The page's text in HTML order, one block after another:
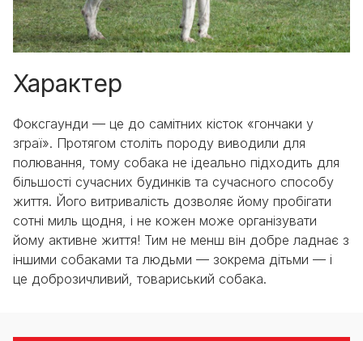
Характер
Фоксгаунди — це до самітних кісток «гончаки у
зграї». Протягом століть породу виводили для
полювання, тому собака не ідеально підходить для
більшості сучасних будинків та сучасного способу
життя. Його витривалість дозволяє йому пробігати
сотні миль щодня, і не кожен може організувати
йому активне життя! Тим не менш він добре ладнає з
іншими собаками та людьми — зокрема дітьми — і
це доброзичливий, товариський собака.